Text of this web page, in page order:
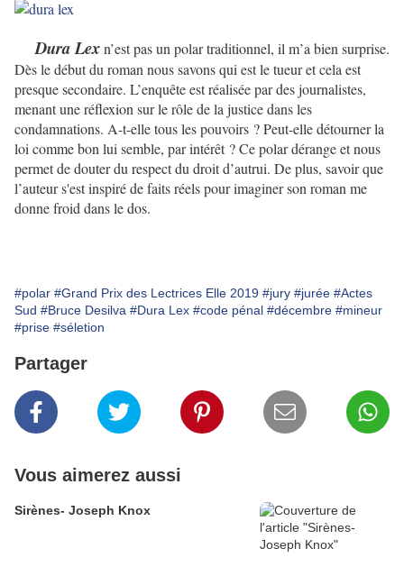
Dura Lexn’est pas un polar traditionnel, il m’a bien surprise.
Dès le début du roman nous savons qui est le tueur et cela est
presque secondaire. L’enquête est réalisée par des journalistes,
menant une réflexion sur le rôle de la justice dans les
condamnations. A-t-elle tous les pouvoirs ? Peut-elle détourner la
loi comme bon lui semble, par intérêt ? Ce polar dérange et nous
permet de douter du respect du droit d’autrui. De plus, savoir que
l’auteur s'est inspiré de faits réels pour imaginer son roman me
donne froid dans le dos.
#polar #Grand Prix des Lectrices Elle 2019 #jury #jurée #Actes
Sud #Bruce Desilva #Dura Lex #code pénal #décembre #mineur
#prise #séletion
Partager
Vous aimerez aussi
Sirènes- Joseph Knox